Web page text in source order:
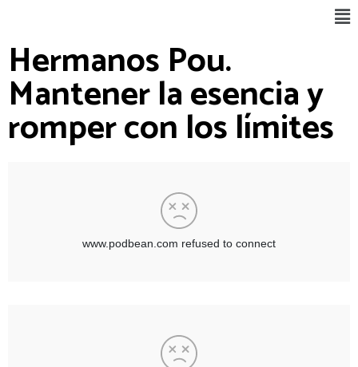
contenido
Hermanos Pou.
Mantener la esencia y
romper con los límites